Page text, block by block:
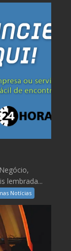
lembrada...
Notícias